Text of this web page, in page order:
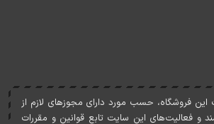
اين فروشگاه، حسب مورد دارای مجوزهای لازم از
و فعاليت‌های اين سايت تابع قوانين و مقررات